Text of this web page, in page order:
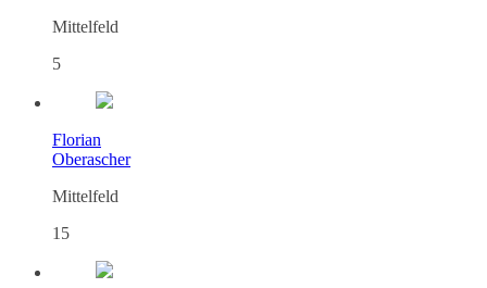
Mittelfeld
5
Florian
Oberascher
Mittelfeld
15